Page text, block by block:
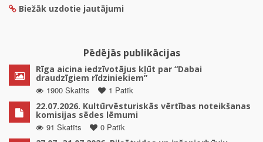
Biežāk uzdotie jautājumi
Pēdējās publikācijas
Rīga aicina iedzīvotājus kļūt par “Dabai
draudzīgiem rīdziniekiem”
1900 Skatīts
1 Patīk
22.07.2026. Kultūrvēsturiskās vērtības noteikšanas
komisijas sēdes lēmumi
91 Skatīts
0 Patīk